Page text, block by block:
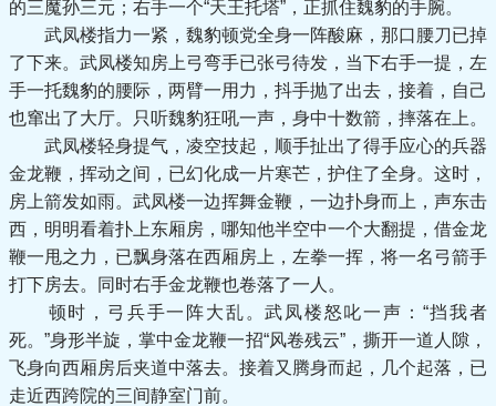
的三魔孙三元；右手一个“天王托塔”，正抓住魏豹的手腕。
武凤楼指力一紧，魏豹顿党全身一阵酸麻，那口腰刀已掉
了下来。武凤楼知房上弓弯手已张弓待发，当下右手一提，左
手一托魏豹的腰际，两臂一用力，抖手抛了出去，接着，自己
也窜出了大厅。只听魏豹狂吼一声，身中十数箭，摔落在上。
武凤楼轻身提气，凌空技起，顺手扯出了得手应心的兵器
金龙鞭，挥动之间，已幻化成一片寒芒，护住了全身。这时，
房上箭发如雨。武凤楼一边挥舞金鞭，一边扑身而上，声东击
西，明明看着扑上东厢房，哪知他半空中一个大翻提，借金龙
鞭一甩之力，已飘身落在西厢房上，左拳一挥，将一名弓箭手
打下房去。同时右手金龙鞭也卷落了一人。
顿时，弓兵手一阵大乱。武凤楼怒叱一声：“挡我者
死。”身形半旋，掌中金龙鞭一招“风卷残云”，撕开一道人隙，
飞身向西厢房后夹道中落去。接着又腾身而起，几个起落，已
走近西跨院的三间静室门前。